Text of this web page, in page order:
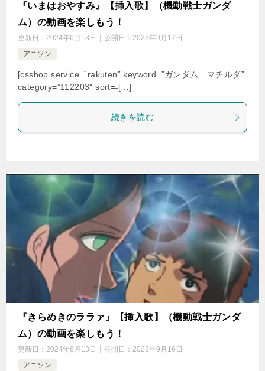
『いまはおやすみ』【挿入歌】（機動戦士ガンダ
ム）の動画を楽しもう！
更新日： 2024年6月13日 公開日： 2023年9月17日
アニソン
[csshop service=”rakuten” keyword=”ガンダム マチルダ”
category=”112203″ sort=̶ […]
続きを読む
『きらめきのララァ』【挿入歌】（機動戦士ガンダ
ム）の動画を楽しもう！
更新日： 2024年6月13日 公開日： 2023年9月16日
アニソン